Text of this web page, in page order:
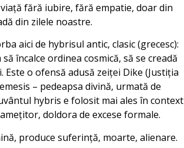
fără iubire, fără empatie, doar din
din zilele noastre.
aici de hybrisul antic, clasic (grecesc):
încalce ordinea cosmică, să se creadă
Este o ofensă adusă zeiţei Dike (Justiţia
– pedeapsa divină, urmată de
hybris e folosit mai ales în context
doldora de excese formale.
produce suferinţă, moarte, alienare.